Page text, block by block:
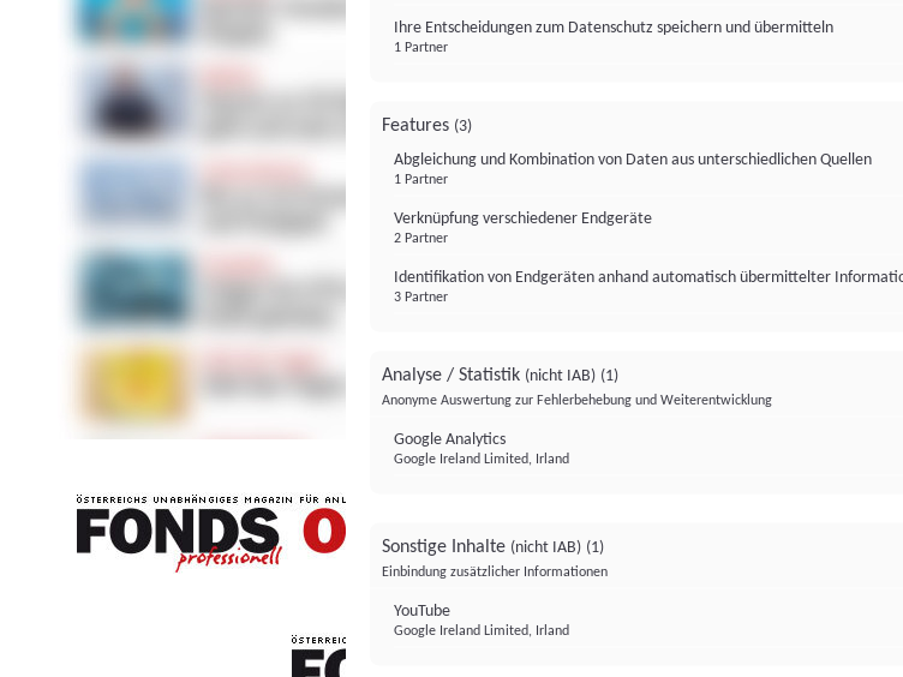
FONDS professionell
Ihre Entscheidungen zum Datenschutz speichern und übermitteln
1 Partner
Features (3)
Abgleichung und Kombination von Daten aus unterschiedlichen Quellen
1 Partner
Verknüpfung verschiedener Endgeräte
2 Partner
Identifikation von Endgeräten anhand automatisch übermittelter
3 Partner
Analyse / Statistik (nicht IAB) (1)
Anonyme Auswertung zur Fehlerbehebung und Weiterentwicklung
Google Analytics
Google Ireland Limited, Irland
Sonstige Inhalte (nicht IAB) (1)
Einbindung zusätzlicher Informationen
YouTube
Google Ireland Limited, Irland